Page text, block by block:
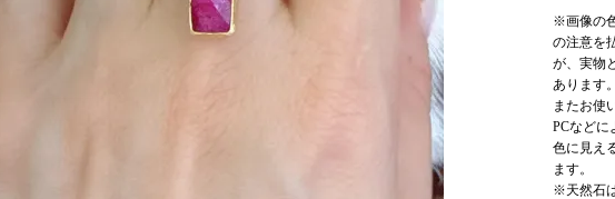
※画像の
の注意を
が、実物
あります。
またお使
PCなどに
色に見え
ます。
※天然石